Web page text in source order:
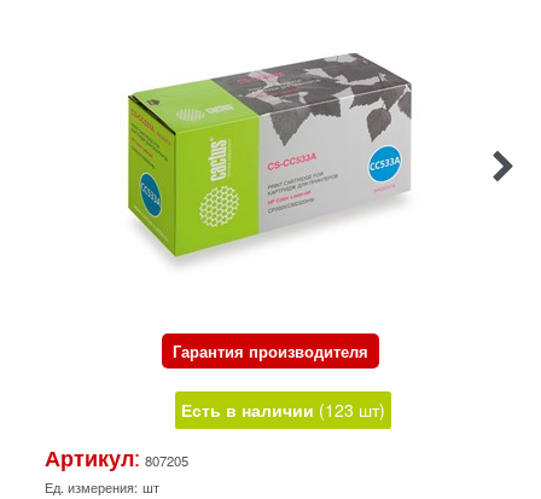
Гарантия производителя
Есть в наличии (123 шт)
Артикул: 807205
Ед. измерения: шт